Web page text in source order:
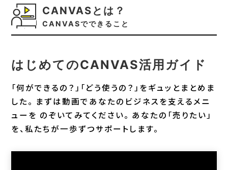
CANVASとは？
CANVASでできること
はじめてのCANVAS活用ガイド
「何ができるの？」「どう使うの？」をギュッとまとめま
した。 まずは動画であなたのビジネスを支えるメニ
ューを のぞいてみてください。 あなたの「売りたい」
を、私たちが一歩ずつサポートします。